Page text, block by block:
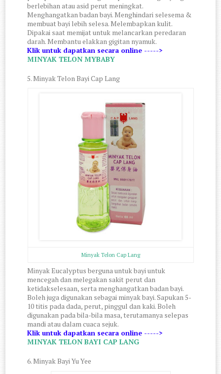
berlebihan atau asid perut meningkat.
Menghangatkan badan bayi. Menghindari selesema &
membuat bayi lebih selesa. Melembapkan kulit.
Dipakai saat memijat untuk melancarkan peredaran
darah. Membantu elakkan gigitan nyamuk.
Klik untuk dapatkan secara online ----->
MINYAK TELON MYBABY
5. Minyak Telon Bayi Cap Lang
Minyak Telon Cap Lang
Minyak Eucalyptus berguna untuk bayi untuk
mencegah dan melegakan sakit perut dan
ketidakselesaan, serta menghangatkan badan bayi.
Boleh juga digunakan sebagai minyak bayi. Sapukan 5-
10 titis pada dada, perut, pinggul dan kaki. Boleh
digunakan pada bila-bila masa, terutamanya selepas
mandi atau dalam cuaca sejuk.
Klik untuk dapatkan secara online ----->
MINYAK TELON BAYI CAP LANG
6. Minyak Bayi Yu Yee